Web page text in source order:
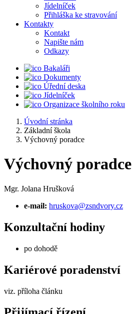
Jídelníček
Přihláška ke stravování
Kontakty
Kontakt
Napište nám
Odkazy
Bakaláři
Dokumenty
Úřední deska
Jídelníček
Organizace školního roku
Úvodní stránka
Základní škola
Výchovný poradce
Výchovný poradce
Mgr. Jolana Hrušková
e-mail: hruskova@zsndvory.cz
Konzultační hodiny
po dohodě
Kariérové poradenství
viz. příloha článku